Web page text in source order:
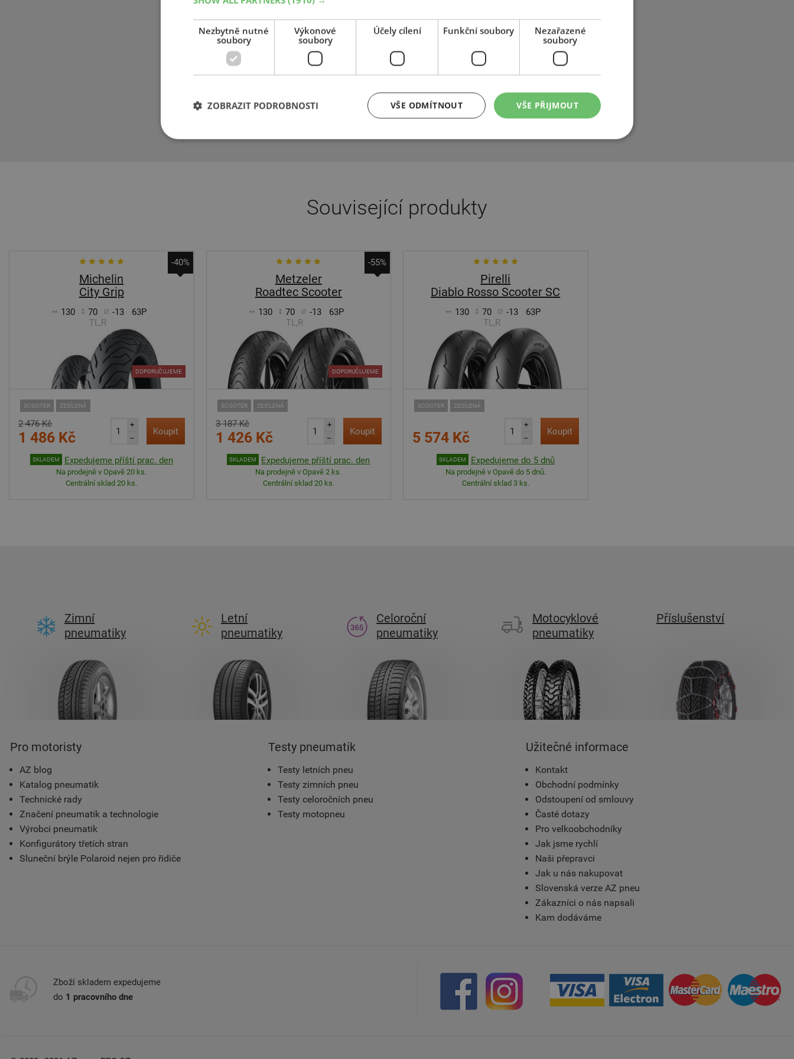
Mercedes-Benz, Mitsubishi, Nissan, Opel/Vauxhall, Peugeot, Porsche, Renault, Rover, Seat,
Škoda, Toyota a Volkswagen. Dunlop je jedním ze světových vedoucích výrobců pneumatik. V
roce 2000 se firma Dunlop stala členem koncernu Goodyear Tire and Rubber Company, pod
kterým funguje dodnes. Vyvíjí, vyrábí a prodává pneumatiky pro automobily, užitková vozidla i
vynálezu, v prosinci daného roku získal John Boyd Dunlop patent na pneumatiku plněnou
vzduchem. V roce 1945 začala značka Dunlop vyrábět revoluční bezdušové pneumatiky se
Související produkty
-40%
Michelin
City Grip
130 70 -13
63P
TL,R
SCOOTER ZESÍLENÁ
DOPORUČUJEME
2 476 Kč
1 486 Kč
+
–
Koupit
SKLADEM Expedujeme příští prac. den
Na prodejně v Opavě 20 ks.
Centrální sklad 20 ks.
-55%
Metzeler
Roadtec Scooter
130 70 -13
63P
TL,R
SCOOTER ZESÍLENÁ
DOPORUČUJEME
3 187 Kč
1 426 Kč
+
–
Koupit
SKLADEM Expedujeme příští prac. den
Na prodejně v Opavě 2 ks.
Centrální sklad 20 ks.
Pirelli
Diablo Rosso Scooter SC
130 70 -13
63P
TL,R
SCOOTER ZESÍLENÁ
5 574 Kč
+
–
Koupit
SKLADEM Expedujeme do 5 dnů
Na prodejně v Opavě do 5 dnů.
Centrální sklad 3 ks.
Zimní
pneumatiky
Letní
pneumatiky
Celoroční
pneumatiky
Motocyklové
pneumatiky
Příslušenství
Pro motoristy
AZ blog
Katalog pneumatik
Technické rady
Značení pneumatik a technologie
Výrobci pneumatik
Konfigurátory třetích stran
Sluneční brýle Polaroid nejen pro řidiče
Testy pneumatik
Testy letních pneu
Testy zimních pneu
Testy celoročních pneu
Testy motopneu
Užitečné informace
Kontakt
Obchodní podmínky
Odstoupení od smlouvy
Časté dotazy
Pro velkoobchodníky
Jak jsme rychlí
Naši přepravci
Jak u nás nakupovat
Slovenská verze AZ pneu
Zákazníci o nás napsali
Kam dodáváme
Zboží skladem expedujeme
do 1 pracovního dne
Nezbytně nutné
soubory
Výkonové
soubory
Účely cílení Funkční soubory
Nezařazené
soubory
VŠE PŘIJMOUT
VŠE ODMÍTNOUT
ZOBRAZIT PODROBNOSTI